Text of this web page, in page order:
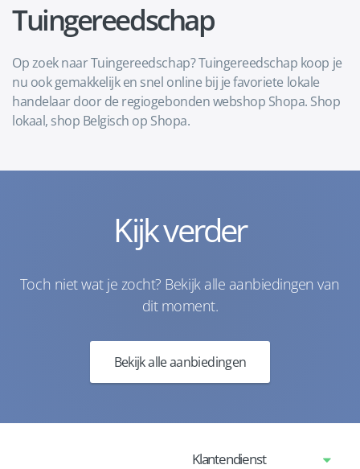
Tuingereedschap
Op zoek naar Tuingereedschap? Tuingereedschap koop je
nu ook gemakkelijk en snel online bij je favoriete lokale
handelaar door de regiogebonden webshop Shopa. Shop
lokaal, shop Belgisch op Shopa.
Kijk verder
Toch niet wat je zocht? Bekijk alle aanbiedingen van
dit moment.
Bekijk alle aanbiedingen
Klantendienst